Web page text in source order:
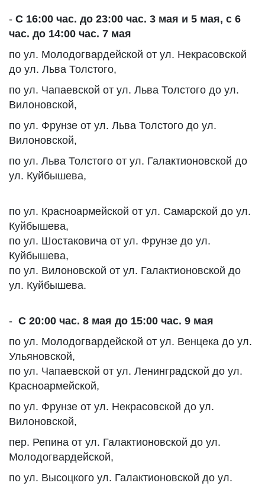
- С 16:00 час. до 23:00 час. 3 мая и 5 мая, с 6
час. до 14:00 час. 7 мая
по ул. Молодогвардейской от ул. Некрасовской
до ул. Льва Толстого,
по ул. Чапаевской от ул. Льва Толстого до ул.
Вилоновской,
по ул. Фрунзе от ул. Льва Толстого до ул.
Вилоновской,
по ул. Льва Толстого от ул. Галактионовской до
ул. Куйбышева,
по ул. Красноармейской от ул. Самарской до ул.
Куйбышева,
по ул. Шостаковича от ул. Фрунзе до ул.
Куйбышева,
по ул. Вилоновской от ул. Галактионовской до
ул. Куйбышева.
- С 20:00 час. 8 мая до 15:00 час. 9 мая
по ул. Молодогвардейской от ул. Венцека до ул.
Ульяновской,
по ул. Чапаевской от ул. Ленинградской до ул.
Красноармейской,
по ул. Фрунзе от ул. Некрасовской до ул.
Вилоновской,
пер. Репина от ул. Галактионовской до ул.
Молодогвардейской,
по ул. Высоцкого ул. Галактионовской до ул.